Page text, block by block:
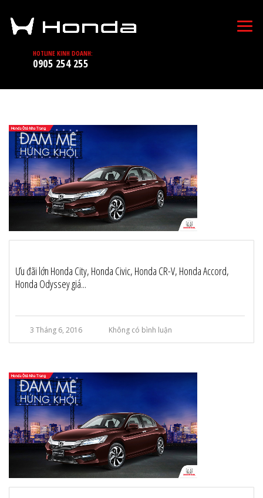
HOTLINE KINH DOANH:
0905 254 255
Ưu đãi lớn Honda City, Honda Civic, Honda CR-V, Honda Accord,
Honda Odyssey giá...
3 Tháng 6, 2016 Không có bình luận